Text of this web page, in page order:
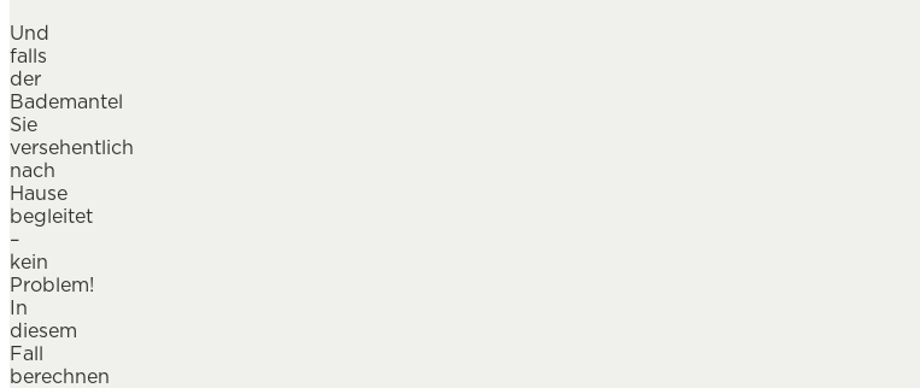
Und
falls
der
Bademantel
Sie
versehentlich
nach
Hause
begleitet
–
kein
Problem!
In
diesem
Fall
berechnen